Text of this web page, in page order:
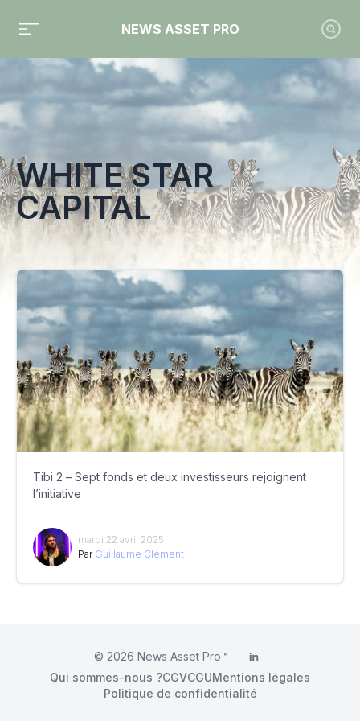
NEWS ASSET PRO
Toute l'actualité sur le tag "White Star Capital"
WHITE STAR
CAPITAL
Tibi 2 – Sept fonds et deux investisseurs rejoignent
l’initiative
mardi 22 avril 2025
Par Guillaume Clément
© 2026 News Asset Pro™ LinkedIn
Qui sommes-nous ?CGVCGUMentions légales
Politique de confidentialité